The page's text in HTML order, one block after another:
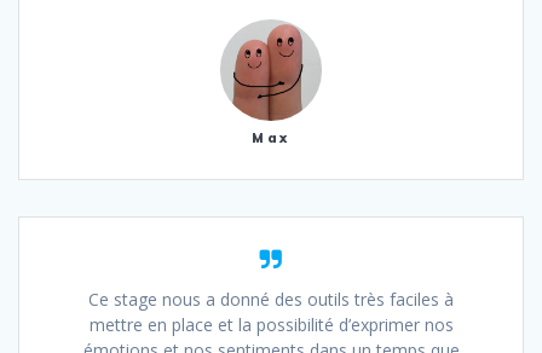
Max
Ce stage nous a donné des outils très faciles à
mettre en place et la possibilité d’exprimer nos